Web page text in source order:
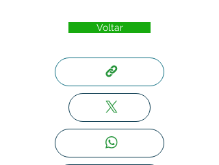
Voltar